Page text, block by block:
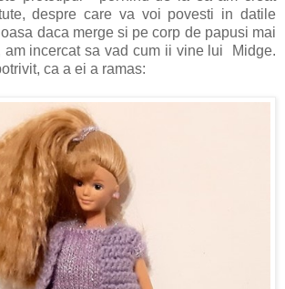
despre care va voi povesti in datile
daca merge si pe corp de papusi mai
am incercat sa vad cum ii vine lui Midge.
ca a ei a ramas: